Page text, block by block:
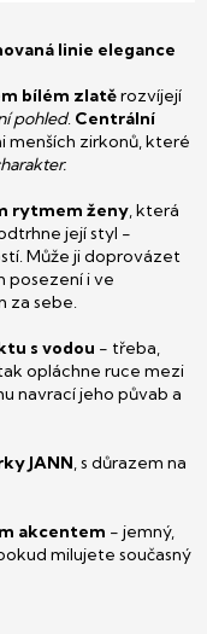
linie elegance
bílém zlatěrozvíjejí
pohled. Centrální
menších zirkonů, které
rytmem ženy, která
její styl -
Může ji doprovázet
posezení i ve
za sebe.
s vodou - třeba,
opláchne ruce mezi
navrací jeho půvab a
JANN, s důrazem na
akcentem - jemný,
milujete současný